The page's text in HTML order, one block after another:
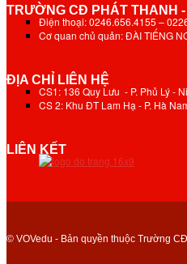
TRƯỜNG CĐ PHÁT THANH -
Điện thoại: 0246.656.4155 –
Cơ quan chủ quản: ĐÀI TIẾNG
ĐỊA CHỈ LIÊN HỆ
CS1: 136 Quy Lưu - P. Phủ Lý -
CS 2: Khu ĐT Lam Hạ - P. Hà
LIÊN KẾT
© VOVedu - Bản quyền thuộc Trường CĐ